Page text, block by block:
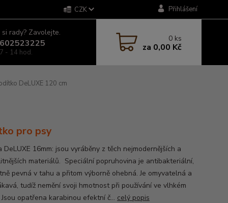
CZK Přihlášení
rady? Zavolejte.
- 14 hod.
0 ks
za 0,00 Kč
DeLUXE 120 cm
pro psy
DeLUXE 16mm: jsou vyráběny z těch nejmodernějších a
materiálů. Speciální popruhovina je antibakteriální,
pevná v tahu a přitom výborně ohebná. Je omyvatelná a
tudíž nemění svoji hmotnost při používání ve vlhkém
Jsou opatřena karabinou efektní č... celý popis